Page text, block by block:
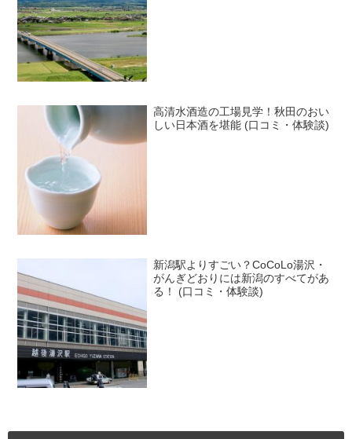
高清水酒造の工場見学！秋田のおい
しい日本酒を堪能 (口コミ・体験談)
新潟駅よりすごい？CoCoLo湯沢・
がんぎどおりには新潟のすべてがあ
る！ (口コミ・体験談)